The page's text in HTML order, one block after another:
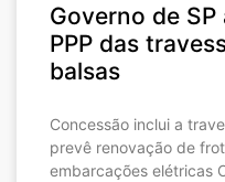
Governo de
PPP das
balsas
Concessão inclui a
prevê renovação de
embarcações elétricas